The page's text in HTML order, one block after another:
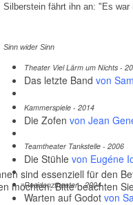
Silberstein fährt ihn an: "Es
Sinn wider Sinn
Theater Viel Lärm um Nichts -
Das letzte Band von
Kammerspiele - 2014
Die Zofen von Jean
Teamtheater Tankstelle - 2006
Die Stühle von Eugéne
Residenztheater - 2004
Warten auf Godot von
sind essenziell für den
möchten. Bitte beachten